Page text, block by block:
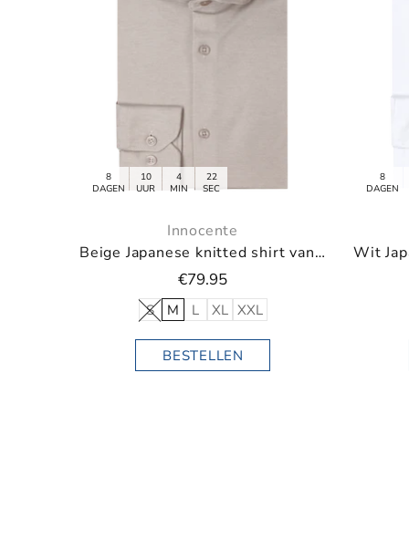
8
DAGEN
10
UUR
4
MIN
22
SEC
Innocente
Off white pullover met V-neck
€79.95
S M L XL XXL
BESTELLEN